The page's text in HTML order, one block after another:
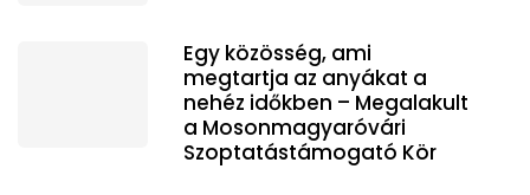
Egy közösség, ami
megtartja az anyákat a
nehéz időkben – Megalakult
a Mosonmagyaróvári
Szoptatástámogató Kör